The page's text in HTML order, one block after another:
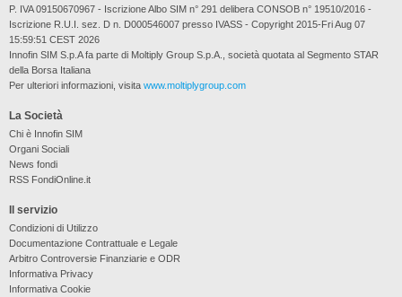
La Società
Chi è Innofin SIM
Organi Sociali
News fondi
RSS FondiOnline.it
Il servizio
Condizioni di Utilizzo
Documentazione Contrattuale e Legale
Arbitro Controversie Finanziarie e ODR
Informativa Privacy
Informativa Cookie
P. IVA 09150670967 - Iscrizione Albo SIM n° 291 delibera CONSOB n° 19510/2016 -
Iscrizione R.U.I. sez. D n. D000546007 presso IVASS - Copyright 2015-Fri Aug 07
15:59:51 CEST 2026
Innofin SIM S.p.A fa parte di Moltiply Group S.p.A., società quotata al Segmento STAR
della Borsa Italiana
Per ulteriori informazioni, visita www.moltiplygroup.com